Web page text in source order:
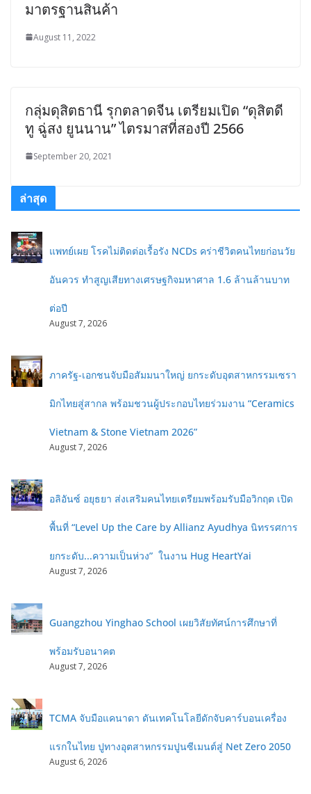
มาตรฐานสินค้า
August 11, 2022
กลุ่มดุสิตธานี รุกตลาดจีน เตรียมเปิด “ดุสิตดี
ทู ฉู่สง ยูนนาน” ไตรมาสที่สองปี 2566
September 20, 2021
ล่าสุด
แพทย์เผย โรคไม่ติดต่อเรื้อรัง NCDs คร่าชีวิตคนไทยก่อนวัย
อันควร ทำสูญเสียทางเศรษฐกิจมหาศาล 1.6 ล้านล้านบาท
ต่อปี
August 7, 2026
ภาครัฐ-เอกชนจับมือสัมมนาใหญ่ ยกระดับอุตสาหกรรมเซรา
มิกไทยสู่สากล พร้อมชวนผู้ประกอบไทยร่วมงาน “Ceramics
Vietnam & Stone Vietnam 2026”
August 7, 2026
อลิอันซ์ อยุธยา ส่งเสริมคนไทยเตรียมพร้อมรับมือวิกฤต เปิด
พื้นที่ “Level Up the Care by Allianz Ayudhya นิทรรศการ
ยกระดับ...ความเป็นห่วง” ในงาน Hug HeartYai
August 7, 2026
Guangzhou Yinghao School เผยวิสัยทัศน์การศึกษาที่
พร้อมรับอนาคต
August 7, 2026
TCMA จับมือแคนาดา ดันเทคโนโลยีดักจับคาร์บอนเครื่อง
แรกในไทย ปูทางอุตสาหกรรมปูนซีเมนต์สู่ Net Zero 2050
August 6, 2026